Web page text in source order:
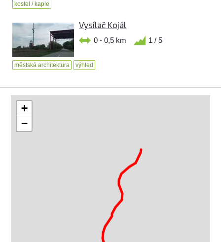
kostel / kaple
Vysílač Kojál
0 - 0,5 km 1 / 5
městská architektura výhled
+
−